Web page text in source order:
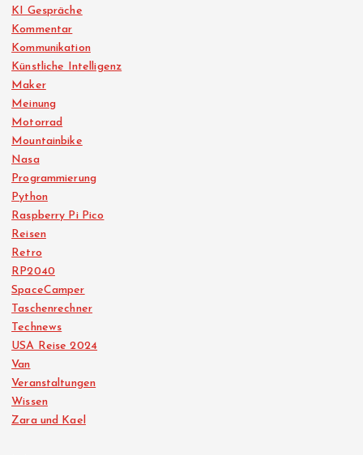
KI Gespräche
Kommentar
Kommunikation
Künstliche Intelligenz
Maker
Meinung
Motorrad
Mountainbike
Nasa
Programmierung
Python
Raspberry Pi Pico
Reisen
Retro
RP2040
SpaceCamper
Taschenrechner
Technews
USA Reise 2024
Van
Veranstaltungen
Wissen
Zara und Kael